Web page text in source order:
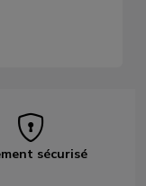
sécurisé